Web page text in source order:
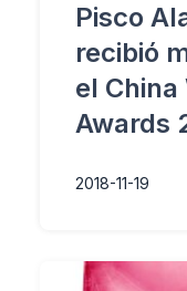
Pisco
recibió
el China
Awards
2018-11-19